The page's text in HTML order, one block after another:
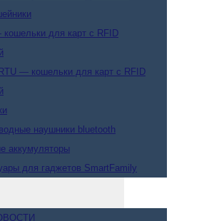
для карт с RFID
— кошельки для карт с RFID
наушники bluetooth
аккумуляторы
для гаджетов SmartFamily